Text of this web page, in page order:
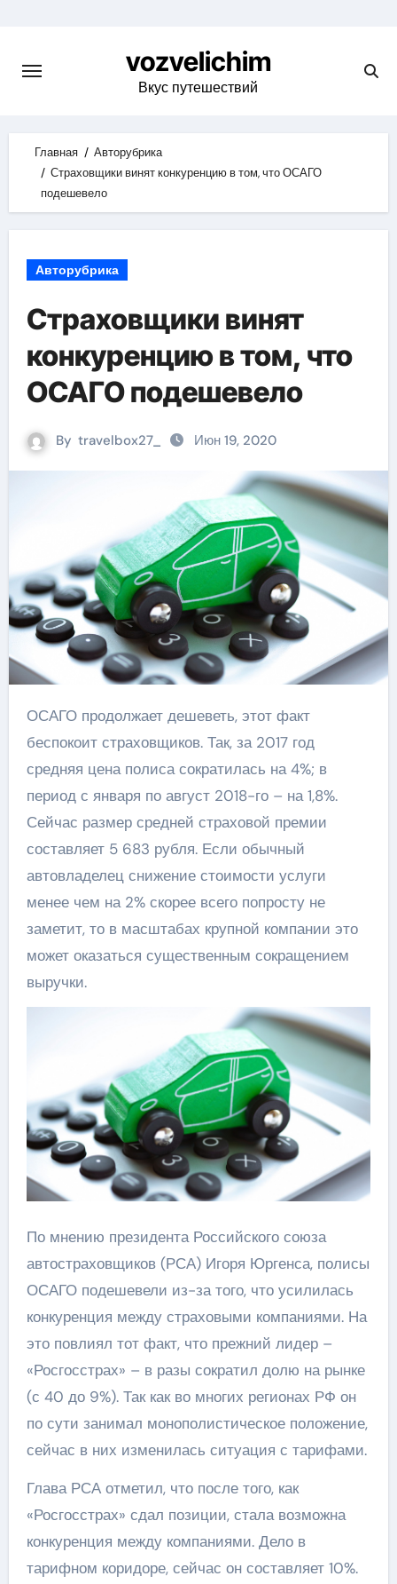
content
vozvelichim
Вкус путешествий
Главная
Авторубрика
Страховщики винят конкуренцию в том, что ОСАГО
подешевело
Авторубрика
Страховщики винят
конкуренцию в том, что
ОСАГО подешевело
By travelbox27_ Июн 19, 2020
ОСАГО продолжает дешеветь, этот факт
беспокоит страховщиков. Так, за 2017 год
средняя цена полиса сократилась на 4%; в
период с января по август 2018-го – на 1,8%.
Сейчас размер средней страховой премии
составляет 5 683 рубля. Если обычный
автовладелец снижение стоимости услуги
менее чем на 2% скорее всего попросту не
заметит, то в масштабах крупной компании это
может оказаться существенным сокращением
выручки.
По мнению президента Российского союза
автостраховщиков (РСА) Игоря Юргенса, полисы
ОСАГО подешевели из-за того, что усилилась
конкуренция между страховыми компаниями. На
это повлиял тот факт, что прежний лидер –
«Росгосстрах» – в разы сократил долю на рынке
(с 40 до 9%). Так как во многих регионах РФ он
по сути занимал монополистическое положение,
сейчас в них изменилась ситуация с тарифами.
Глава РСА отметил, что после того, как
«Росгосстрах» сдал позиции, стала возможна
конкуренция между компаниями. Дело в
тарифном коридоре, сейчас он составляет 10%.